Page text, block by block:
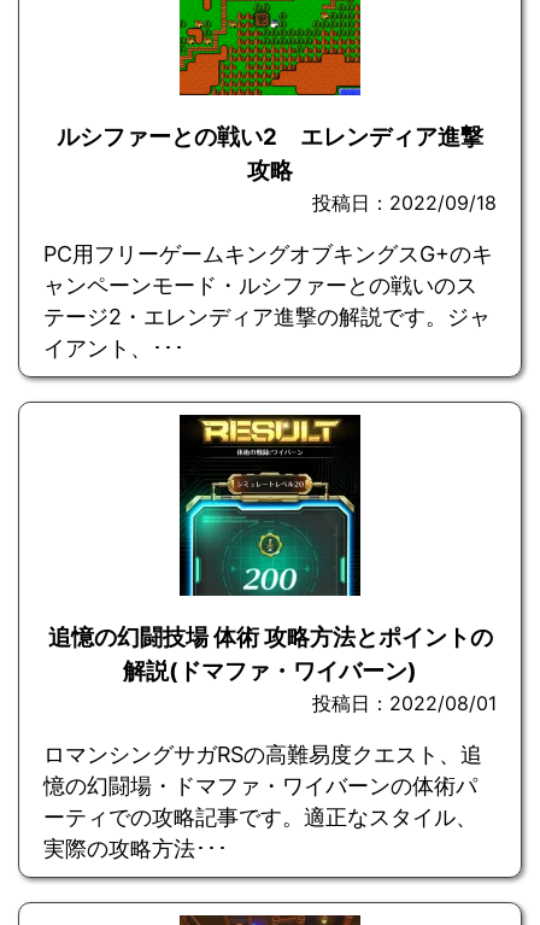
ルシファーとの戦い2 エレンディア進撃
攻略
投稿日：2022/09/18
PC用フリーゲームキングオブキングスG+のキ
ャンペーンモード・ルシファーとの戦いのス
テージ2・エレンディア進撃の解説です。ジャ
イアント、･･･
追憶の幻闘技場 体術 攻略方法とポイントの
解説(ドマファ・ワイバーン)
投稿日：2022/08/01
ロマンシングサガRSの高難易度クエスト、追
憶の幻闘場・ドマファ・ワイバーンの体術パ
ーティでの攻略記事です。適正なスタイル、
実際の攻略方法･･･